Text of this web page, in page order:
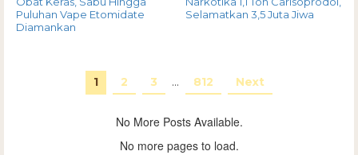
Puluhan Vape Etomidate
Diamankan
Selamatkan 3,5 Juta Jiwa
1 2 3 … 812 Next
No More Posts Available.
No more pages to load.